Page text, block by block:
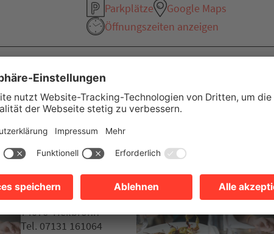
Parkplätze
Google Maps
Öffnungszeiten anzeigen
Empfehlungen
HendlCube
Moltkestraße 48
74076 Heilbronn
Tel. 07131 161064